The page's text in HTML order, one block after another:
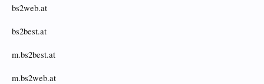
bs2web.at
bs2best.at
m.bs2best.at
m.bs2web.at